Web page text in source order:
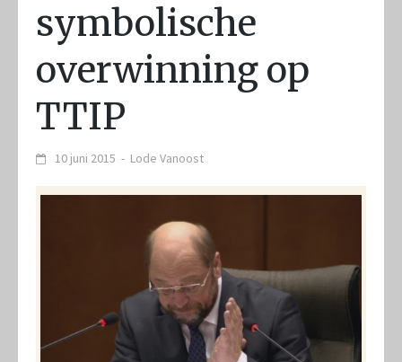
symbolische
overwinning op
TTIP
10 juni 2015 - Lode Vanoost